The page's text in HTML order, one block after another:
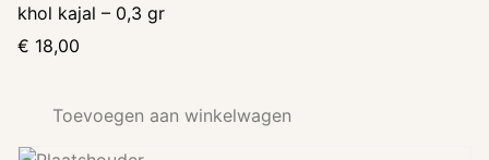
khol kajal – 0,3 gr
€ 18,00
Toevoegen aan winkelwagen